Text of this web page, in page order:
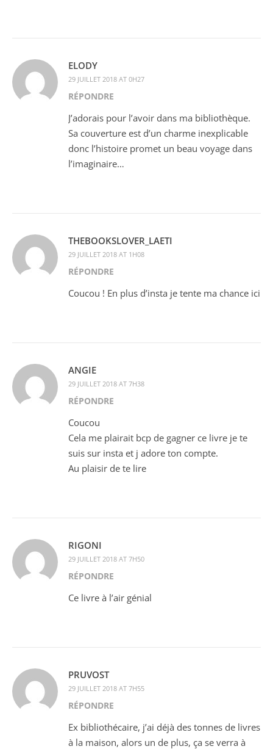
ELODY
29 JUILLET 2018 AT 0H27
RÉPONDRE
J’adorais pour l’avoir dans ma bibliothèque.
Sa couverture est d’un charme inexplicable
donc l’histoire promet un beau voyage dans
l’imaginaire…
THEBOOKSLOVER_LAETI
29 JUILLET 2018 AT 1H08
RÉPONDRE
Coucou ! En plus d’insta je tente ma chance ici
ANGIE
29 JUILLET 2018 AT 7H38
RÉPONDRE
Coucou
Cela me plairait bcp de gagner ce livre je te
suis sur insta et j adore ton compte.
Au plaisir de te lire
RIGONI
29 JUILLET 2018 AT 7H50
RÉPONDRE
Ce livre à l’air génial
PRUVOST
29 JUILLET 2018 AT 7H55
RÉPONDRE
Ex bibliothécaire, j’ai déjà des tonnes de livres
à la maison, alors un de plus, ça se verra à